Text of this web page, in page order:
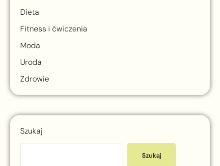
Dieta
Fitness i ćwiczenia
Moda
Uroda
Zdrowie
Szukaj
Szukaj